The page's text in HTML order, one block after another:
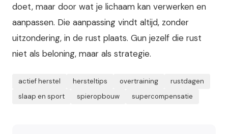
doet, maar door wat je lichaam kan verwerken en
aanpassen. Die aanpassing vindt altijd, zonder
uitzondering, in de rust plaats. Gun jezelf die rust
niet als beloning, maar als strategie.
actief herstel hersteltips overtraining
rustdagen
slaap en sport
spieropbouw supercompensatie